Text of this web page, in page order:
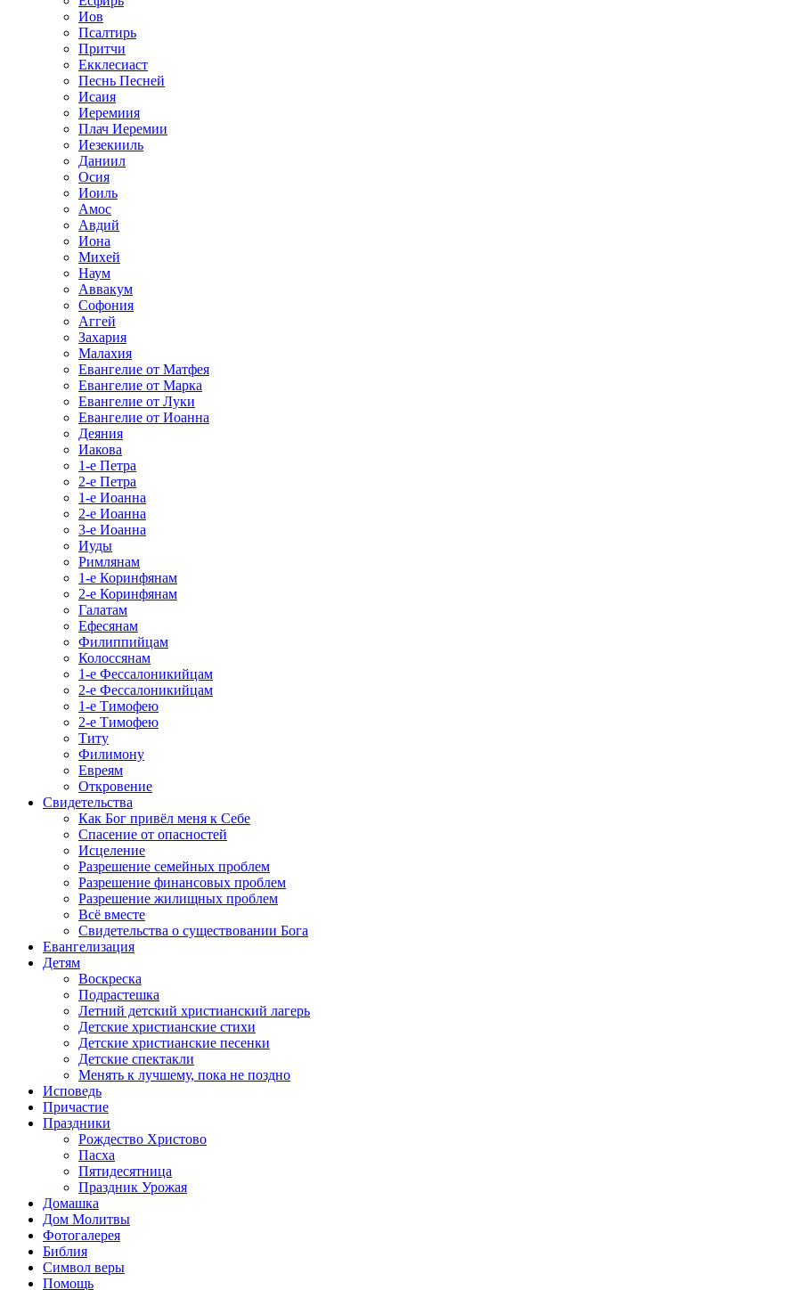
Иов
Псалтирь
Притчи
Екклесиаст
Песнь Песней
Исаия
Иеремиия
Плач Иеремии
Иезекииль
Даниил
Осия
Иоиль
Амос
Авдий
Иона
Михей
Наум
Аввакум
Софония
Аггей
Захария
Малахия
Евангелие от Матфея
Евангелие от Марка
Евангелие от Луки
Евангелие от Иоанна
Деяния
Иакова
1-е Петра
2-е Петра
1-е Иоанна
2-е Иоанна
3-е Иоанна
Иуды
Римлянам
1-е Коринфянам
2-е Коринфянам
Галатам
Ефесянам
Филиппийцам
Колоссянам
1-е Фессалоникийцам
2-е Фессалоникийцам
1-е Тимофею
2-е Тимофею
Титу
Филимону
Евреям
Откровение
Свидетельства
Как Бог привёл меня к Себе
Спасение от опасностей
Исцеление
Разрешение семейных проблем
Разрешение финансовых проблем
Разрешение жилищных проблем
Всё вместе
Свидетельства о существовании Бога
Евангелизация
Детям
Воскреска
Подрастешка
Летний детский христианский лагерь
Детские христианские стихи
Детские христианские песенки
Детские спектакли
Менять к лучшему, пока не поздно
Исповедь
Причастие
Праздники
Рождество Христово
Пасха
Пятидесятница
Праздник Урожая
Домашка
Дом Молитвы
Фотогалерея
Библия
Символ веры
Помощь